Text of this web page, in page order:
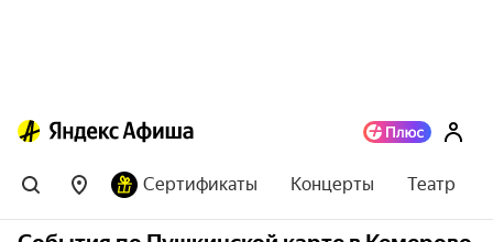
Сертификаты Концерты Театр